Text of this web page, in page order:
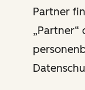
Partner
„Partner“